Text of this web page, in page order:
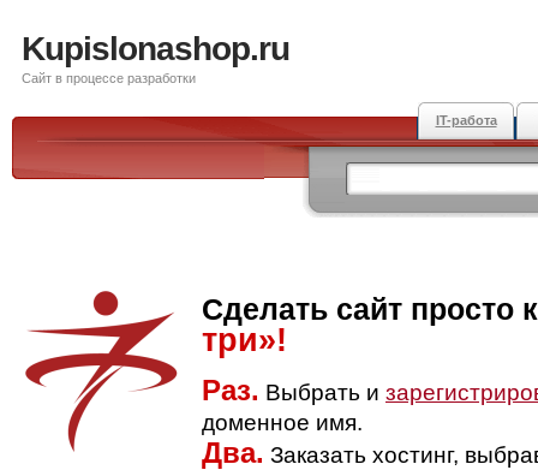
Kupislonashop.ru
Сайт в процессе разработки
IT-работа
Сделать сайт просто
три»!
Раз. Выбрать и
доменное имя.
Два. Заказать хостинг,